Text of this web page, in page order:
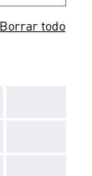
Borrar todo